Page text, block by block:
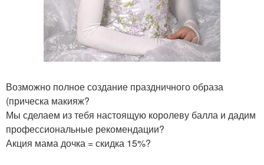
Возможно полное создание праздничного образа
(прическа макияж?
Мы сделаем из тебя настоящую королеву балла и дадим
профессиональные рекомендации?
Акция мама дочка = скидка 15%?